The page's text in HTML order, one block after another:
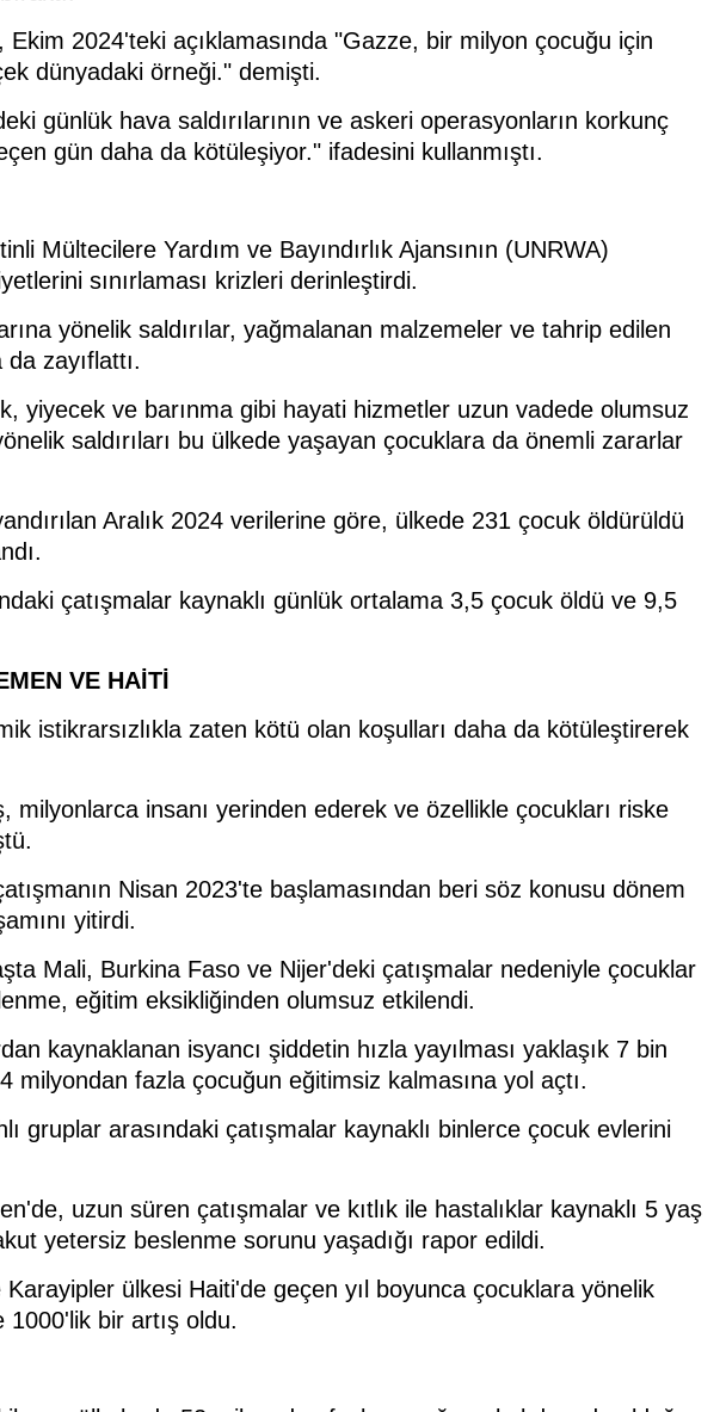
2024'teki açıklamasında "Gazze, bir milyon çocuğu için
dünyadaki örneği." demişti.
günlük hava saldırılarının ve askeri operasyonların korkunç
gün daha da kötüleşiyor." ifadesini kullanmıştı.
Mültecilere Yardım ve Bayındırlık Ajansının (UNRWA)
sınırlaması krizleri derinleştirdi.
yönelik saldırılar, yağmalanan malzemeler ve tahrip edilen
zayıflattı.
yiyecek ve barınma gibi hayati hizmetler uzun vadede olumsuz
saldırıları bu ülkede yaşayan çocuklara da önemli zararlar
Aralık 2024 verilerine göre, ülkede 231 çocuk öldürüldü
çatışmalar kaynaklı günlük ortalama 3,5 çocuk öldü ve 9,5
VE HAİTİ
istikrarsızlıkla zaten kötü olan koşulları daha da kötüleştirerek
milyonlarca insanı yerinden ederek ve özellikle çocukları riske
Nisan 2023'te başlamasından beri söz konusu dönem
yitirdi.
Mali, Burkina Faso ve Nijer'deki çatışmalar nedeniyle çocuklar
eğitim eksikliğinden olumsuz etkilendi.
kaynaklanan isyancı şiddetin hızla yayılması yaklaşık 7 bin
milyondan fazla çocuğun eğitimsiz kalmasına yol açtı.
gruplar arasındaki çatışmalar kaynaklı binlerce çocuk evlerini
uzun süren çatışmalar ve kıtlık ile hastalıklar kaynaklı 5 yaş
yetersiz beslenme sorunu yaşadığı rapor edildi.
ülkesi Haiti'de geçen yıl boyunca çocuklara yönelik
1000'lik bir artış oldu.